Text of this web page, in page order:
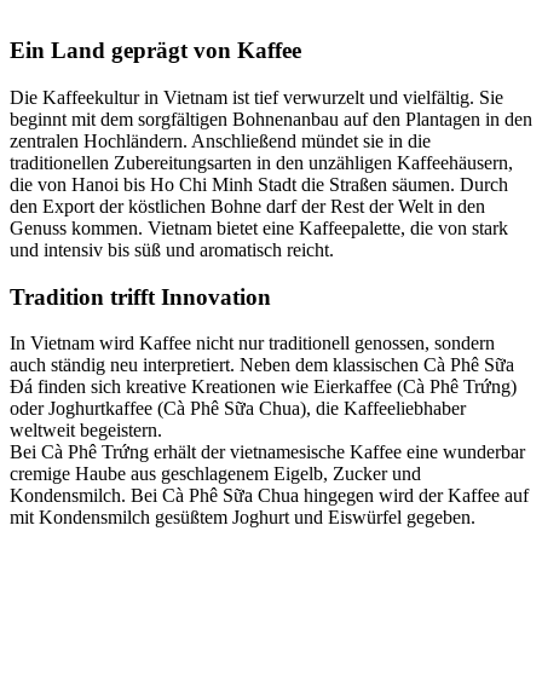
Ein Land geprägt von Kaffee
Die Kaffeekultur in Vietnam ist tief verwurzelt und vielfältig. Sie
beginnt mit dem sorgfältigen Bohnenanbau auf den Plantagen in den
zentralen Hochländern. Anschließend mündet sie in die
traditionellen Zubereitungsarten in den unzähligen Kaffeehäusern,
die von Hanoi bis Ho Chi Minh Stadt die Straßen säumen. Durch
den Export der köstlichen Bohne darf der Rest der Welt in den
Genuss kommen. Vietnam bietet eine Kaffeepalette, die von stark
und intensiv bis süß und aromatisch reicht.
Tradition trifft Innovation
In Vietnam wird Kaffee nicht nur traditionell genossen, sondern
auch ständig neu interpretiert. Neben dem klassischen Cà Phê Sữa
Đá finden sich kreative Kreationen wie Eierkaffee (Cà Phê Trứng)
oder Joghurtkaffee (Cà Phê Sữa Chua), die Kaffeeliebhaber
weltweit begeistern.
Bei Cà Phê Trứng erhält der vietnamesische Kaffee eine wunderbar
cremige Haube aus geschlagenem Eigelb, Zucker und
Kondensmilch. Bei Cà Phê Sữa Chua hingegen wird der Kaffee auf
mit Kondensmilch gesüßtem Joghurt und Eiswürfel gegeben.